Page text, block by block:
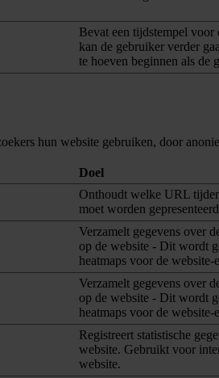
Bevat een tijdstempel
kan de gebruiker verder
te hoeven beginnen als de
hun website gebruiken, door
Doel
Onthoudt welke URL
moet worden
Verzamelt gegevens over
op de website - Dit wordt
heatmaps voor de website-
Verzamelt gegevens over
op de website - Dit wordt
heatmaps voor de website-
Registreert statistische
website. Gebruikt voor
website.